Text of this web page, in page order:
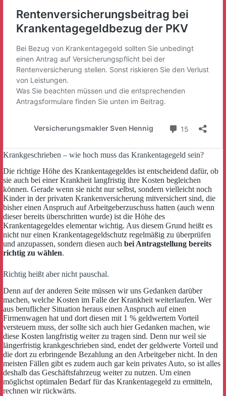
Krankgeschrieben – wie hoch muss das Krankentagegeld sein?
Die richtige Höhe des Krankentagegeldes ist entscheidend dafür, ob
sie auch bei einer Krankheit langfristig ihre Kosten begleichen
können. Gerade wenn sie nicht nur selbst, sondern vielleicht noch
Kinder in der privaten Krankenversicherung mitversichert sind, die
bisher einen Anspruch auf Arbeitgeberzuschuss hatten (auch wenn
dieser bereits überschritten wurde) ist die Höhe des
Krankentagegeldes elementar wichtig. Aus diesem Grund heißt es
nicht nur einen Krankentagegeldschutz regelmäßig zu überprüfen
und anzupassen, sondern diesen auch bei Antragstellung bereits
richtig zu wählen.
Richtig heißt aber nicht pauschal.
Denn auf der anderen Seite müssen wir uns Gedanken darüber
machen, welche Kosten im Falle der Krankheit weiterlaufen. Wer
aus beruflicher Situation heraus einen Anspruch auf einen
Firmenwagen hat und dort diesen mit 1 % geldwertem Vorteil
versteuern muss, der sollte sich auch hier Gedanken machen, wie
diese Kosten langfristig weiter zu tragen sind. Denn nur weil sie
längerfristig krankgeschrieben sind, endet der geldwerte Vorteil und
die dort zu erbringende Bezahlung an den Arbeitgeber nicht. In den
meisten Fällen gibt es zudem auch gar kein privates Auto, so ist alles
deshalb das Geschäftsfahrzeug weiter zu nutzen. Um einen
möglichst optimalen Bedarf für das Krankentagegeld zu ermitteln,
rechnen wir rückwärts.